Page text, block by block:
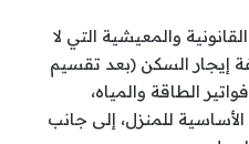
والمعيشية التي لا
إيجار السكن (بعد تقسيم
12 شهرًا)، وفواتير الطاقة والمياه،
الأساسية للمنزل، إلى جانب